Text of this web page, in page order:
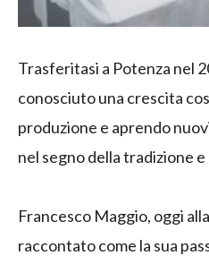
Trasferitasi a Potenza nel
conosciuto una crescita
produzione e aprendo
nel segno della tradizione
Francesco Maggio, oggi
raccontato come la sua